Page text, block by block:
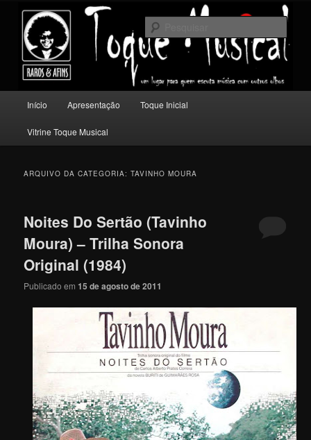
conteúdo
principal
conteúdo
secundário
Toque Musical
Um lugar para quem escuta música com outros olhos.
principal
Início Apresentação Toque Inicial
Vitrine Toque Musical
ARQUIVO DA CATEGORIA:TAVINHO MOURA
Noites Do Sertão (Tavinho
Moura) – Trilha Sonora
Original (1984)
Publicado em15 de agosto de 2011